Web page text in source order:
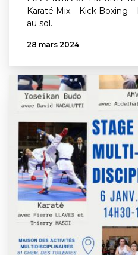
Karaté Mix – Kick Boxing
au sol.
28 mars 2024